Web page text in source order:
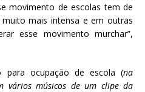
movimento de escolas tem de
mais intensa e em outras
esse movimento murchar”,
para ocupação de escola (na
vários músicos de um clipe da